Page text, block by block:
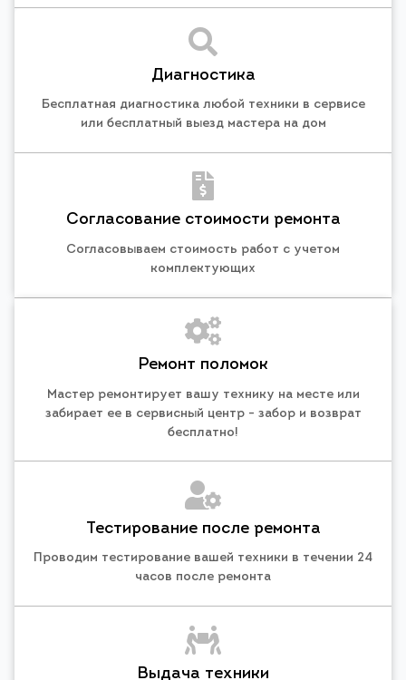
Диагностика
Бесплатная диагностика любой техники в сервисе
или бесплатный выезд мастера на дом
Согласование стоимости ремонта
Согласовываем стоимость работ с учетом
комплектующих
Ремонт поломок
Мастер ремонтирует вашу технику на месте или
забирает ее в сервисный центр - забор и возврат
бесплатно!
Тестирование после ремонта
Проводим тестирование вашей техники в течении 24
часов после ремонта
Выдача техники